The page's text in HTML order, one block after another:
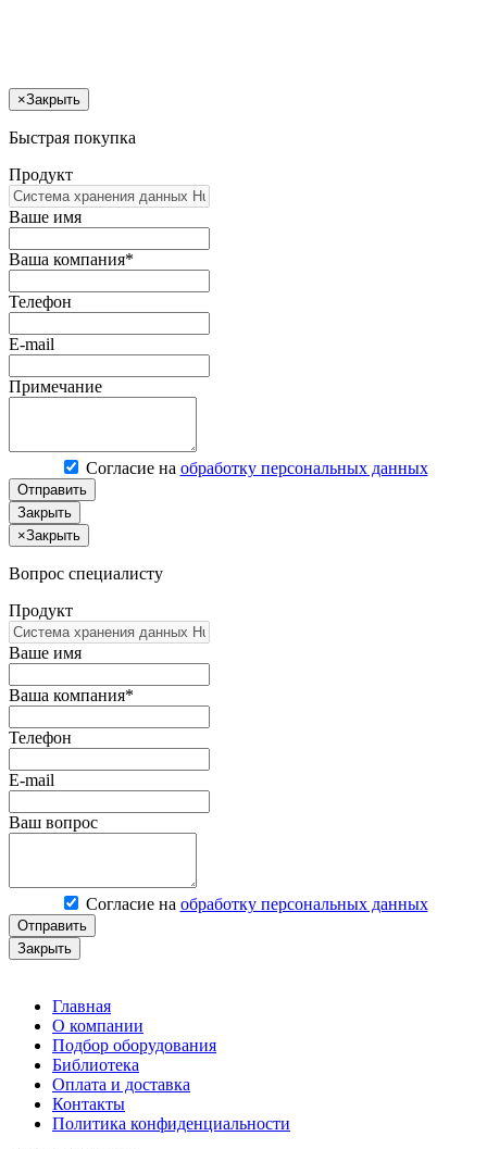
×Закрыть
Быстрая покупка
Продукт
Ваше имя
Ваша компания*
Телефон
E-mail
Примечание
Согласие на обработку персональных данных
Отправить
Закрыть
×Закрыть
Вопрос специалисту
Продукт
Ваше имя
Ваша компания*
Телефон
E-mail
Ваш вопрос
Согласие на обработку персональных данных
Отправить
Закрыть
Главная
О компании
Подбор оборудования
Библиотека
Оплата и доставка
Контакты
Политика конфиденциальности